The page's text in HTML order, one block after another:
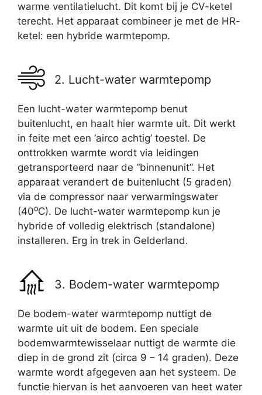
warme ventilatielucht. Dit komt bij je CV-ketel
terecht. Het apparaat combineer je met de HR-
ketel: een hybride warmtepomp.
2. Lucht-water warmtepomp
Een lucht-water warmtepomp benut
buitenlucht, en haalt hier warmte uit. Dit werkt
in feite met een ‘airco achtig’ toestel. De
onttrokken warmte wordt via leidingen
getransporteerd naar de “binnenunit”. Het
apparaat verandert de buitenlucht (5 graden)
via de compressor naar verwarmingswater
(40⁰C). De lucht-water warmtepomp kun je
hybride of volledig elektrisch (standalone)
installeren. Erg in trek in Gelderland.
3. Bodem-water warmtepomp
De bodem-water warmtepomp nuttigt de
warmte uit uit de bodem. Een speciale
bodemwarmtewisselaar nuttigt de warmte die
diep in de grond zit (circa 9 – 14 graden). Deze
warmte wordt afgegeven aan het systeem. De
functie hiervan is het aanvoeren van heet water